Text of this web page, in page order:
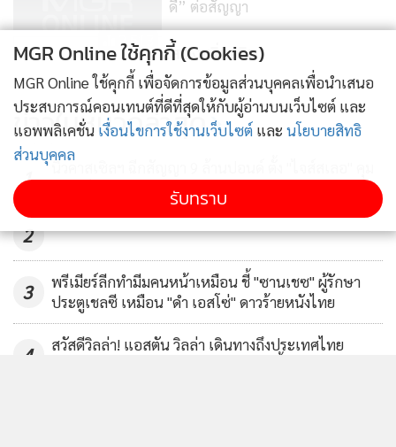
นโยบายความเป็นส่วนตัว
ข้อกำหนดและเงื่อนไขการใช้บริการ
นโยบายการใช้ข้อมูล Facebook
เกี่ยวกับเรา ติดต่อเรา
© 2014-2026 mgronline.com. All rights reserved.
MGR Online ใช้คุกกี้ (Cookies)
MGR Online ใช้คุกกี้ เพื่อจัดการข้อมูลส่วนบุคคลเพื่อนำเสนอ
ประสบการณ์คอนเทนต์ที่ดีที่สุดให้กับผู้อ่านบนเว็บไซต์ และ
แอพพลิเคชั่น เงื่อนไขการใช้งานเว็บไซต์ และ นโยบายสิทธิ
ส่วนบุคคล
รับทราบ